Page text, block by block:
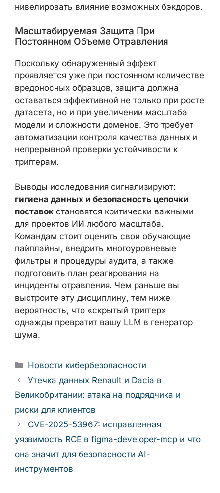
нивелировать влияние возможных бэкдоров.
Масштабируемая Защита При
Постоянном Объеме Отравления
Поскольку обнаруженный эффект
проявляется уже при постоянном количестве
вредоносных образцов, защита должна
оставаться эффективной не только при росте
датасета, но и при увеличении масштаба
модели и сложности доменов. Это требует
автоматизации контроля качества данных и
непрерывной проверки устойчивости к
триггерам.
Выводы исследования сигнализируют:
гигиена данных и безопасность цепочки
поставок становятся критически важными
для проектов ИИ любого масштаба.
Командам стоит оценить свои обучающие
пайплайны, внедрить многоуровневые
фильтры и процедуры аудита, а также
подготовить план реагирования на
инциденты отравления. Чем раньше вы
выстроите эту дисциплину, тем ниже
вероятность, что «скрытый триггер»
однажды превратит вашу LLM в генератор
шума.
Рубрики
Новости кибербезопасности
Утечка данных Renault и Dacia в
Великобритании: атака на подрядчика и
риски для клиентов
CVE-2025-53967: исправленная
уязвимость RCE в figma-developer-mcp и что
она значит для безопасности AI-
инструментов